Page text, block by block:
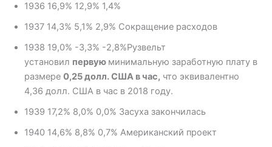
1936 16,9% 12,9% 1,4%
1937 14,3% 5,1% 2,9% Сокращение расходов
1938 19,0% -3,3% -2,8%Рузвельт
установил первую минимальную заработную плату в
размере 0,25 долл. США в час, что эквивалентно
4,36 долл. США в час в 2018 году.
1939 17,2% 8,0% 0,0% Засуха закончилась
1940 14,6% 8,8% 0,7% Американский проект